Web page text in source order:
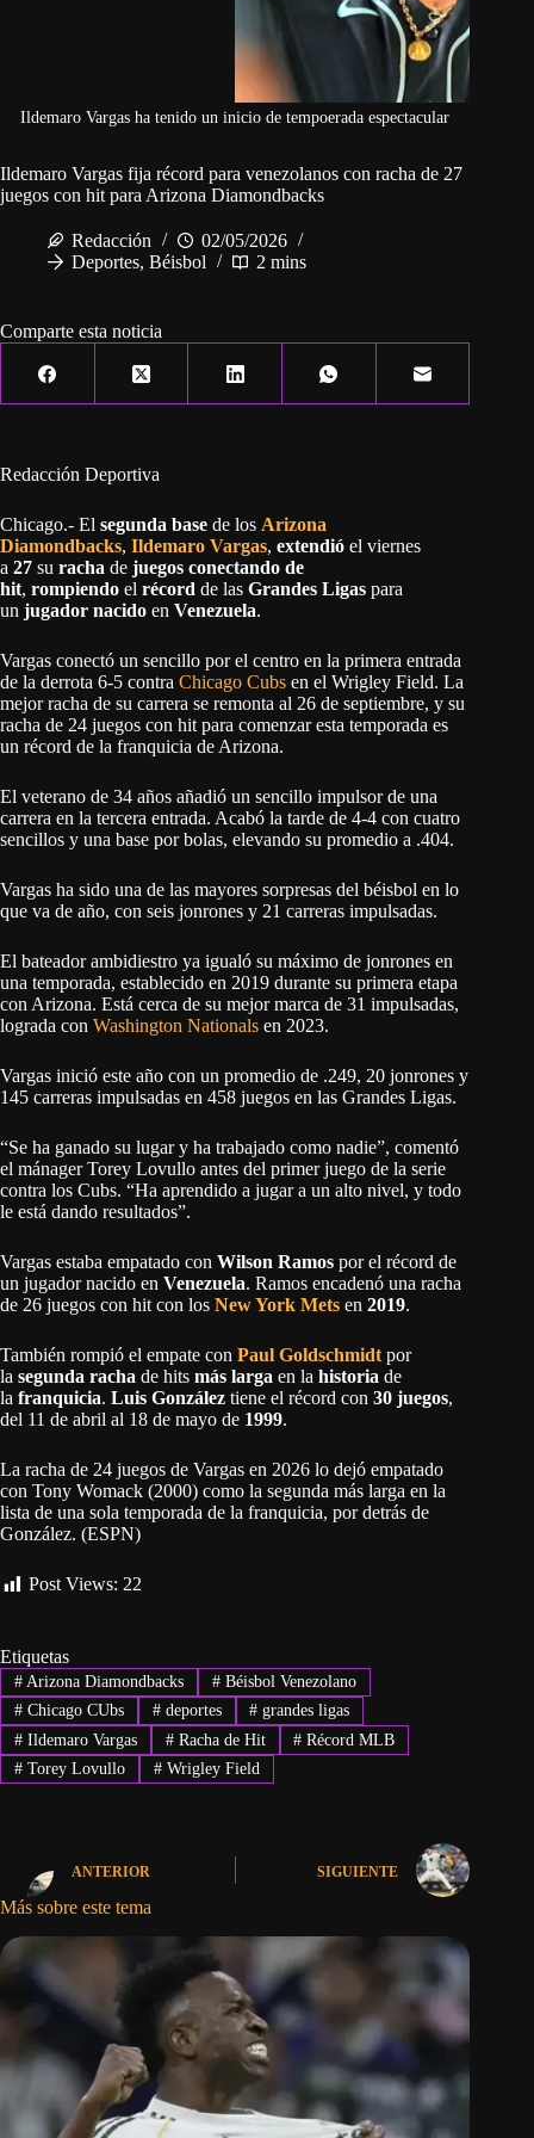
Ildemaro Vargas ha tenido un inicio de tempoerada espectacular
Ildemaro Vargas fija récord para venezolanos con racha de 27
juegos con hit para Arizona Diamondbacks
Redacción
02/05/2026
Deportes, Béisbol 2 mins
Comparte esta noticia
Redacción Deportiva
Chicago.- El segunda base de los Arizona
Diamondbacks, Ildemaro Vargas, extendió el viernes
a 27 su racha de juegos conectando de
hit, rompiendo el récord de las Grandes Ligas para
un jugador nacido en Venezuela.
Vargas conectó un sencillo por el centro en la primera entrada
de la derrota 6-5 contra Chicago Cubs en el Wrigley Field. La
mejor racha de su carrera se remonta al 26 de septiembre, y su
racha de 24 juegos con hit para comenzar esta temporada es
un récord de la franquicia de Arizona.
El veterano de 34 años añadió un sencillo impulsor de una
carrera en la tercera entrada. Acabó la tarde de 4-4 con cuatro
sencillos y una base por bolas, elevando su promedio a .404.
Vargas ha sido una de las mayores sorpresas del béisbol en lo
que va de año, con seis jonrones y 21 carreras impulsadas.
El bateador ambidiestro ya igualó su máximo de jonrones en
una temporada, establecido en 2019 durante su primera etapa
con Arizona. Está cerca de su mejor marca de 31 impulsadas,
lograda con Washington Nationals en 2023.
Vargas inició este año con un promedio de .249, 20 jonrones y
145 carreras impulsadas en 458 juegos en las Grandes Ligas.
“Se ha ganado su lugar y ha trabajado como nadie”, comentó
el mánager Torey Lovullo antes del primer juego de la serie
contra los Cubs. “Ha aprendido a jugar a un alto nivel, y todo
le está dando resultados”.
Vargas estaba empatado con Wilson Ramos por el récord de
un jugador nacido en Venezuela. Ramos encadenó una racha
de 26 juegos con hit con los New York Mets en 2019.
También rompió el empate con Paul Goldschmidt por
la segunda racha de hits más larga en la historia de
la franquicia. Luis González tiene el récord con 30 juegos,
del 11 de abril al 18 de mayo de 1999.
La racha de 24 juegos de Vargas en 2026 lo dejó empatado
con Tony Womack (2000) como la segunda más larga en la
lista de una sola temporada de la franquicia, por detrás de
González. (ESPN)
Post Views: 22
Etiquetas
#Arizona Diamondbacks #Béisbol Venezolano
#Chicago CUbs #deportes # grandes ligas
#Ildemaro Vargas #Racha de Hit # Récord MLB
#Torey Lovullo #Wrigley Field
ANTERIOR SIGUIENTE
Más sobre este tema